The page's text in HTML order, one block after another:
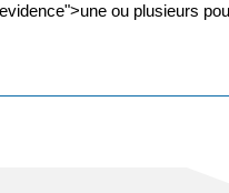
ou plusieurs